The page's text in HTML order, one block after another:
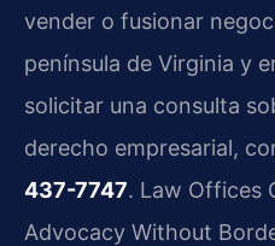
vender o fusionar
península de Virginia y
solicitar una consulta
derecho empresarial,
437-7747. Law Offices
Advocacy Without